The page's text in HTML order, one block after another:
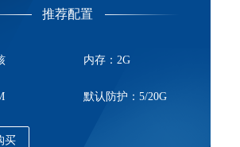
推荐配置
内存：2G
默认防护：5/20G
买